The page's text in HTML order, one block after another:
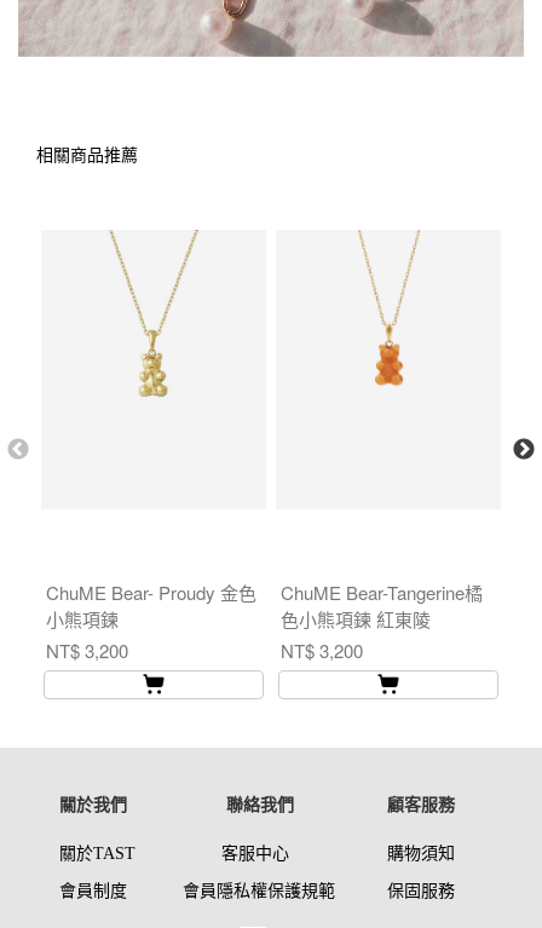
相關商品推薦
ChuME Bear- Proudy 金色
小熊項鍊
NT$ 3,200
ChuME Bear-Tangerine橘
色小熊項鍊 紅東陵
NT$ 3,200
關於我們 聯絡我們 顧客服務
關於TAST 客服中心 購物須知
會員制度 會員 隱私權保護規範 保固服務